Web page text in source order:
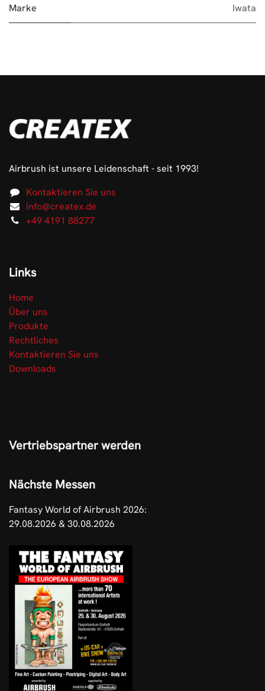
Marke Iwata
Airbrush ist unsere Leidenschaft - seit 1993!
Kontaktieren Sie uns
info@createx.de
+49 4191 88277
Links
Home
Über uns
Produkte
Rechtliches
Kontaktieren Sie uns
Downloads
Vertriebspartner werden
Nächste Messen
Fantasy World of Airbrush 2026:
29.08.2026 & 30.08.2026